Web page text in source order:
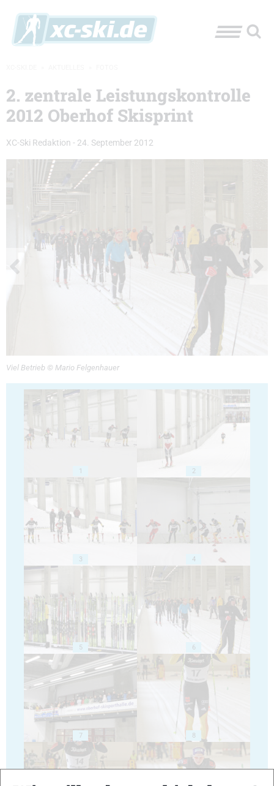
2. zentrale Leistungskontrolle
2012 Oberhof Skisprint
XC-Ski Redaktion - 24. September 2012
Viel Betrieb © Mario Felgenhauer
1 2
3 4
5 6
7 8